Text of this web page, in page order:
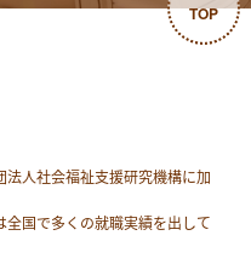
TOP
⼈社会福祉⽀援研究機構に加
国で多くの就職実績を出して